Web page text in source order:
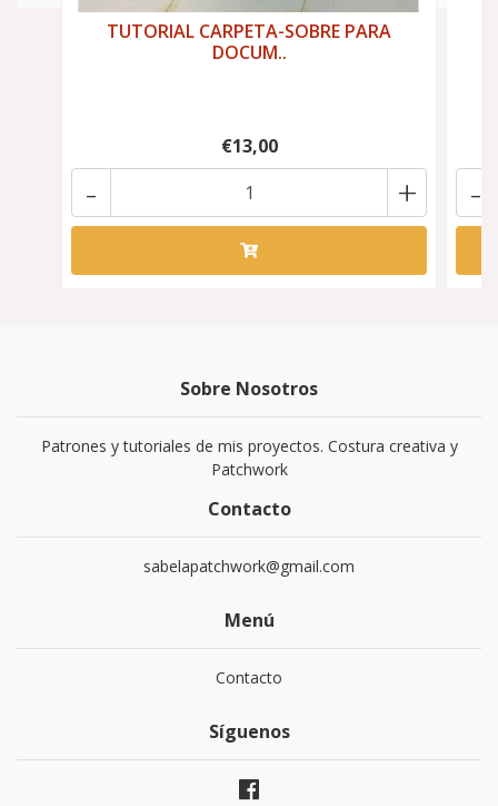
TUTORIAL CARPETA-SOBRE PARA
DOCUM..
€13,00
+
- -
Sobre Nosotros
Patrones y tutoriales de mis proyectos. Costura creativa y
Patchwork
Contacto
sabelapatchwork@gmail.com
Menú
Contacto
Síguenos